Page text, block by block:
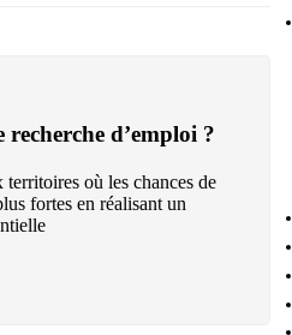
d’emploi ?
où les chances de
fortes en réalisant un